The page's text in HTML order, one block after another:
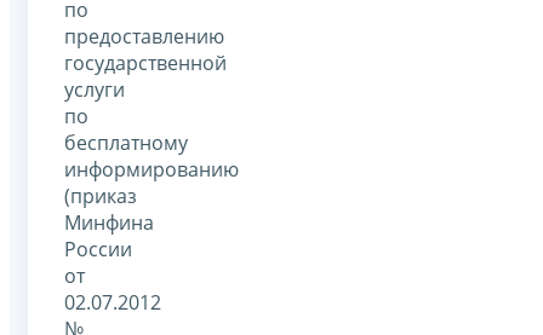
по
предоставлению
государственной
услуги
по
бесплатному
информированию
(приказ
Минфина
России
от
02.07.2012
№